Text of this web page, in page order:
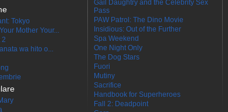
Tokyo
Mother Your...
2
wa hito o...
Gail Daughtry and the Celebrity Sex
Pass
PAW Patrol: The Dino Movie
Insidious: Out of the Further
Spa Weekend
One Night Only
The Dog Stars
Fuori
Mutiny
Sacrifice
Handbook for Superheroes
Fall 2: Deadpoint